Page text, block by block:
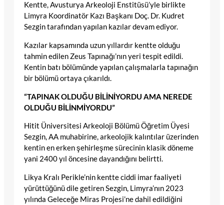
Kentte, Avusturya Arkeoloji Enstitüsü’yle birlikte
Limyra Koordinatör Kazı Başkanı Doç. Dr. Kudret
Sezgin tarafından yapılan kazılar devam ediyor.
Kazılar kapsamında uzun yıllardır kentte olduğu
tahmin edilen Zeus Tapınağı’nın yeri tespit edildi.
Kentin batı bölümünde yapılan çalışmalarla tapınağın
bir bölümü ortaya çıkarıldı.
“TAPINAK OLDUĞU BİLİNİYORDU AMA NEREDE
OLDUĞU BİLİNMİYORDU”
Hitit Üniversitesi Arkeoloji Bölümü Öğretim Üyesi
Sezgin, AA muhabirine, arkeolojik kalıntılar üzerinden
kentin en erken şehirleşme sürecinin klasik döneme
yani 2400 yıl öncesine dayandığını belirtti.
Likya Kralı Perikle’nin kentte ciddi imar faaliyeti
yürüttüğünü dile getiren Sezgin, Limyra’nın 2023
yılında Geleceğe Miras Projesi’ne dahil edildiğini